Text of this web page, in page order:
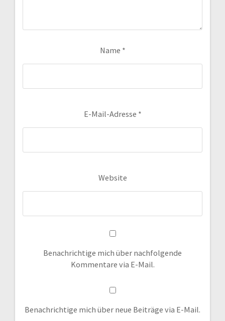
Name *
E-Mail-Adresse *
Website
Benachrichtige mich über nachfolgende
Kommentare via E-Mail.
Benachrichtige mich über neue Beiträge via E-Mail.